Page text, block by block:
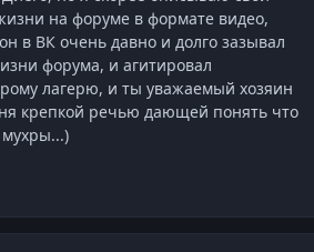
на форуме в формате видео,
в ВК очень давно и долго зазывал
форума, и агитировал
лагерю, и ты уважаемый хозяин
крепкой речью дающей понять что
мухры...)